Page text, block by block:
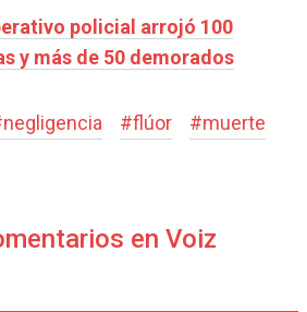
policial arrojó 100
y más de 50 demorados
negligencia #flúor #muerte
en Voiz